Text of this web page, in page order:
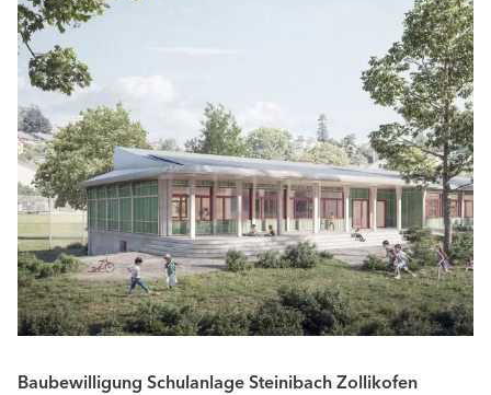
Baubewilligung Schulanlage Steinibach Zollikofen